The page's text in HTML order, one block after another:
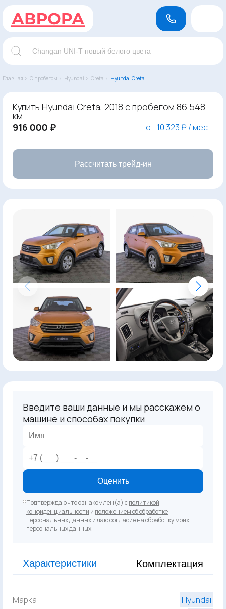
Главная › С пробегом › Hyundai › Creta › Hyundai Creta
Купить Hyundai Creta, 2018 с пробегом 86 548
км
916 000 ₽
от 10 323 ₽ / мес.
Рассчитать трейд-ин
Введите ваши данные и мы расскажем о
машине и способах покупки
Оценить
Подтверждаю что ознакомлен(а) сполитикой
конфиденциальности и положением об обработке
персональных данныхи даю согласие на обработку моих
персональных данных
Характеристики Комплектация
Марка
Hyundai